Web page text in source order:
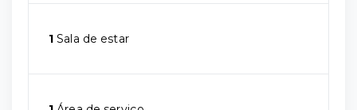
1 Sala de estar